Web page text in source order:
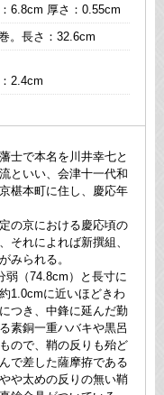
6.8cm 厚さ：0.55cm
。長さ：32.6cm
2.4cm
士で本名を川井幸七と
といい、会津十一代和
椹本町に住し、慶応年
の京における慶応頃の
それによれば新撰組、
みられる。
（74.8cm）と長寸に
1.0cmに近いほどきわ
つき、中鋒に延んだ勤
素銅一重ハバキや黒呂
ので、鞘の反りも殆ど
で差した薩摩拵である
や太めの反りの無い鞘